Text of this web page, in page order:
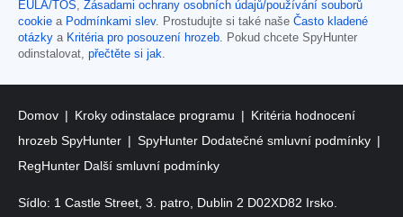
EULA/TOS, Zásadami ochrany osobních údajů/používání souborů
cookie a Podmínkami slev. Prostudujte si také naše Často kladené
otázky a Kritéria pro posouzení hrozeb. Pokud chcete SpyHunter
odinstalovat, přečtěte si jak.
Domov Kroky odinstalace programu
Kritéria hodnocení
hrozeb SpyHunter
SpyHunter Dodatečné smluvní podmínky
RegHunter Další smluvní podmínky
Sídlo: 1 Castle Street, 3. patro, Dublin 2 D02XD82 Irsko.